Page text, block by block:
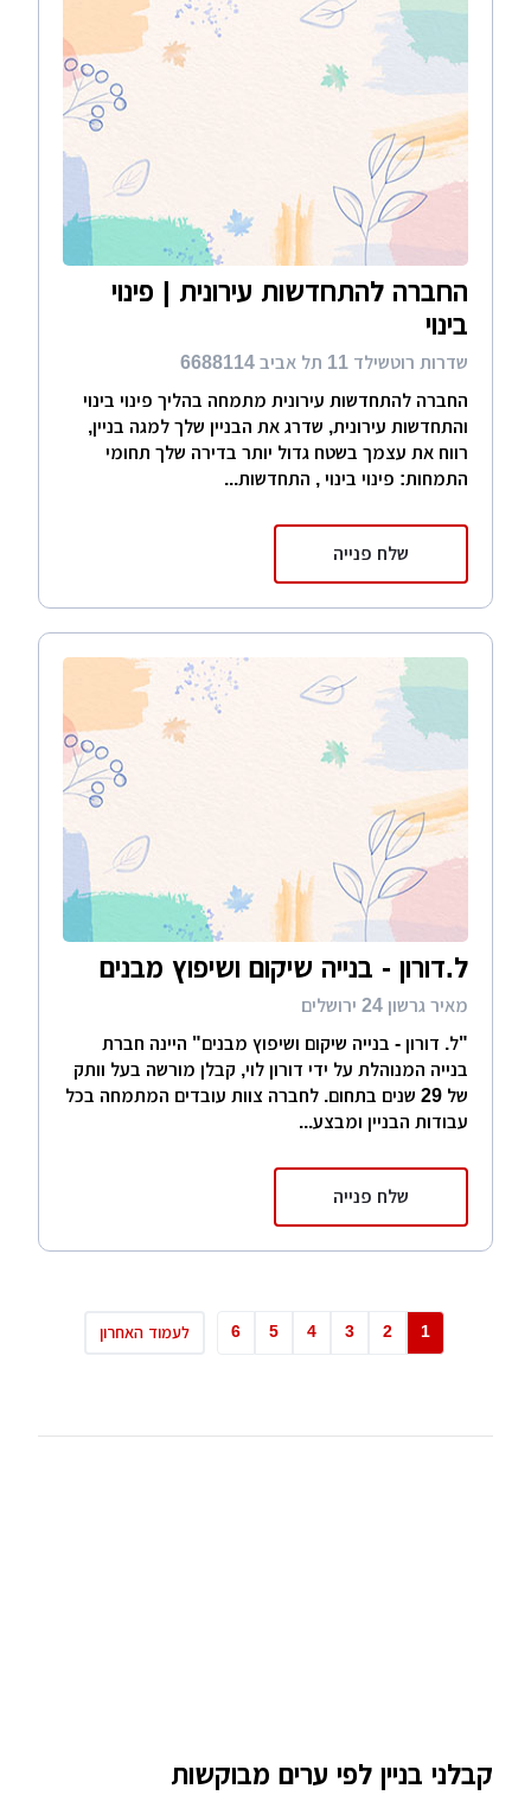
החברה להתחדשות עירונית | פינוי
בינוי
שדרות רוטשילד 11 תל אביב 6688114
החברה להתחדשות עירונית מתמחה בהליך פינוי בינוי
והתחדשות עירונית, שדרג את הבניין שלך למגה בניין,
רווח את עצמך בשטח גדול יותר בדירה שלך תחומי
התמחות: פינוי בינוי , התחדשות...
שלח פנייה
ל.דורון - בנייה שיקום ושיפוץ מבנים
מאיר גרשון 24 ירושלים
"ל. דורון - בנייה שיקום ושיפוץ מבנים" היינה חברת
בנייה המנוהלת על ידי דורון לוי, קבלן מורשה בעל וותק
של 29 שנים בתחום. לחברה צוות עובדים המתמחה בכל
עבודות הבניין ומבצע...
שלח פנייה
1
2
3
4
5
6 לעמוד האחרון
קבלני בניין לפי ערים מבוקשות